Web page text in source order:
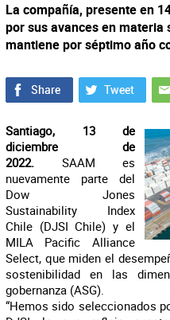
La compañía, presente en
por sus avances en materia
mantiene por séptimo año
Santiago,
13 de
diciembre de
2022.
SAAM es
nuevamente parte del
Dow Jones
Sustainability Index
Chile (DJSI Chile) y el
MILA Pacific Alliance
Select, que miden el
sostenibilidad en las
gobernanza (ASG).
“Hemos sido seleccionados